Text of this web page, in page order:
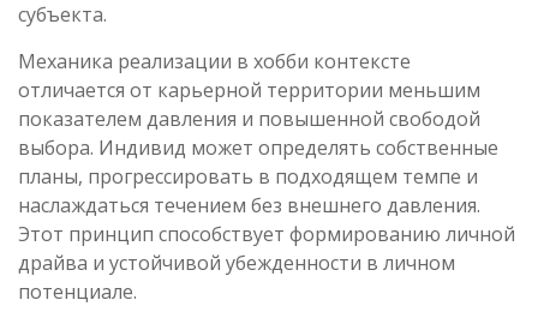
субъекта.
Механика реализации в хобби контексте
отличается от карьерной территории меньшим
показателем давления и повышенной свободой
выбора. Индивид может определять собственные
планы, прогрессировать в подходящем темпе и
наслаждаться течением без внешнего давления.
Этот принцип способствует формированию личной
драйва и устойчивой убежденности в личном
потенциале.